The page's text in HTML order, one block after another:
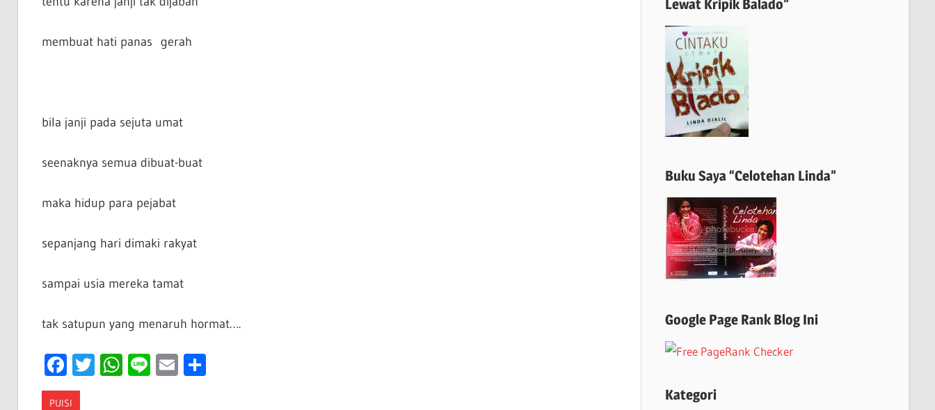
membuat hati panas gerah
bila janji pada sejuta umat
seenaknya semua dibuat-buat
maka hidup para pejabat
sepanjang hari dimaki rakyat
sampai usia mereka tamat
tak satupun yang menaruh hormat….
Facebook
Twitter
WhatsApp
LineEmailShare
PUISI
Lewat Kripik Balado”
Buku Saya “Celotehan Linda”
Google Page Rank Blog Ini
Kategori